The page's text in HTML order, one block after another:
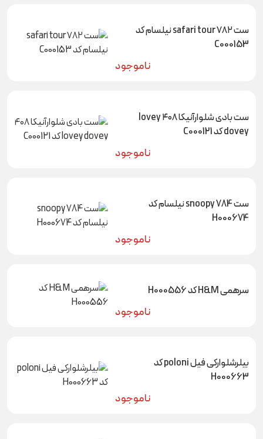
ست safari tour ۷۸۲ نیلسام کد
C000153
ناموجود
ست بادی شلوارآنیکا ۴۰۸ lovey
dovey کد C000121
ناموجود
ست snoopy 784 نیلسام کد
H000674
ناموجود
سرهمی H&M کد H000556
ناموجود
بیلرشلوارکی فیل poloni کد
H000663
ناموجود